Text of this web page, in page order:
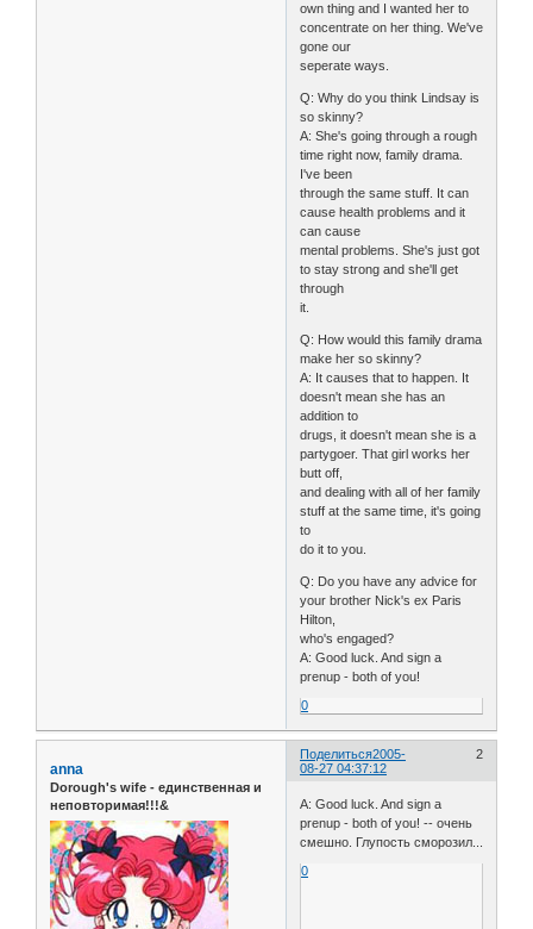
own thing and I wanted her to
concentrate on her thing. We've
gone our
seperate ways.
Q: Why do you think Lindsay is
so skinny?
A: She's going through a rough
time right now, family drama.
I've been
through the same stuff. It can
cause health problems and it
can cause
mental problems. She's just got
to stay strong and she'll get
through
it.
Q: How would this family drama
make her so skinny?
A: It causes that to happen. It
doesn't mean she has an
addition to
drugs, it doesn't mean she is a
partygoer. That girl works her
butt off,
and dealing with all of her family
stuff at the same time, it's going
to
do it to you.
Q: Do you have any advice for
your brother Nick's ex Paris
Hilton,
who's engaged?
A: Good luck. And sign a
prenup - both of you!
0
Поделиться 2
2005-
08-27 04:37:12
anna
Dorough's wife - единственная и
неповторимая!!!&
A: Good luck. And sign a
prenup - both of you! -- очень
смешно. Глупость сморозил...
0